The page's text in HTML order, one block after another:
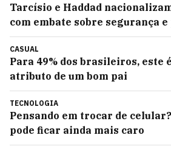
Tarcísio e Haddad
com embate sobre segurança
CASUAL
Para 49% dos brasileiros, este
atributo de um bom pai
TECNOLOGIA
Pensando em trocar de
pode ficar ainda mais caro